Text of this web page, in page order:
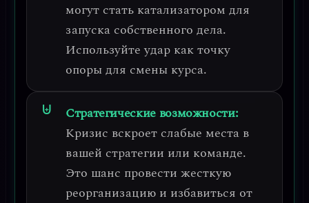
могут стать катализатором для
запуска собственного дела.
Используйте удар как точку
опорыдля смены курса.
Стратегические возможности:
Кризис вскроет слабые места в
вашей стратегии или команде.
Это шанс провести жесткую
реорганизацию и избавиться от